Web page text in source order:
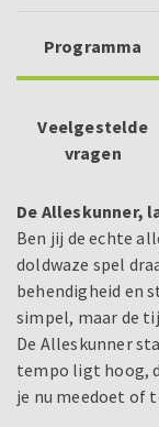
Programma
Veelgestelde
vragen
De Alleskunner,
Ben jij de echte
doldwaze spel
behendigheid en
simpel, maar de
De Alleskunner
tempo ligt hoog,
je nu meedoet of